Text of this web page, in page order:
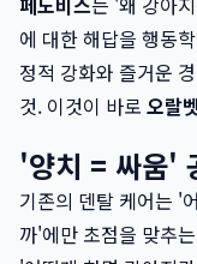
에 대한 해답을 행동
정적 강화와 즐거운
것. 이것이 바로 오랄벳
'양치 = 싸움'
기존의 덴탈 케어는 '
까'에만 초점을 맞추